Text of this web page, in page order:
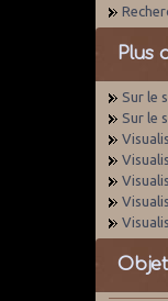
Plus
Sur le
Sur le